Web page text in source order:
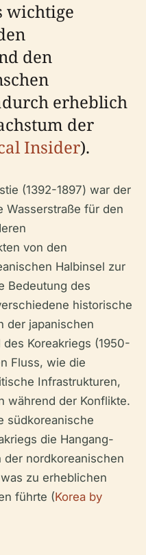
wichtige
den
erheblich
der
Insider).
(1392-1897) war der
Wasserstraße für den
von den
Halbinsel zur
Bedeutung des
historische
der japanischen
Koreakriegs (1950-
Fluss, wie die
Infrastrukturen,
während der Konflikte.
südkoreanische
die Hangang-
nordkoreanischen
zu erheblichen
führte (Korea by